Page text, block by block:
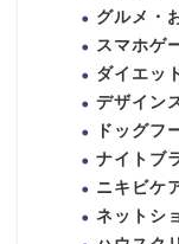
グルメ・
スマホゲ
ダイエッ
デザイン
ドッグフ
ナイトブ
ニキビケ
ネットシ